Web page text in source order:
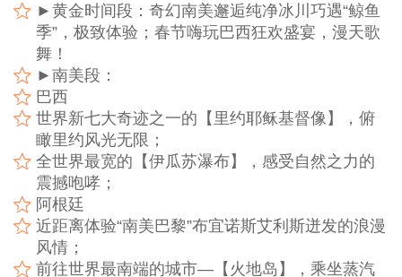
►黄金时间段：奇幻南美邂逅纯净冰川巧遇“鲸鱼
季”，极致体验；春节嗨玩巴西狂欢盛宴，漫天歌
舞！
►南美段：
巴西
世界新七大奇迹之一的【里约耶稣基督像】，俯
瞰里约风光无限；
全世界最宽的【伊瓜苏瀑布】，感受自然之力的
震撼咆哮；
阿根廷
近距离体验“南美巴黎”布宜诺斯艾利斯迸发的浪漫
风情；
前往世界最南端的城市—【火地岛】，乘坐蒸汽